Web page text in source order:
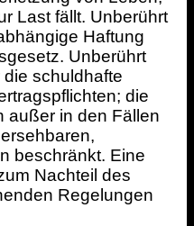
Last fällt. Unberührt
Haftung
Unberührt
die schuldhafte
die
außer in den Fällen
beschränkt. Eine
Nachteil des
Regelungen